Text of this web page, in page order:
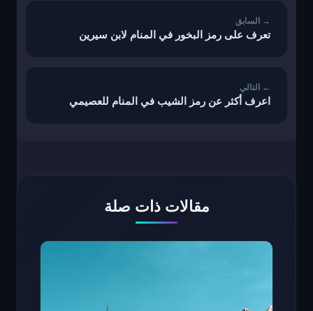
تعرف على رمز البخور في المنام لابن سيرين
اعرف أكثر عن رمز الشيب في المنام للعصيمي
مقالات ذات صلة